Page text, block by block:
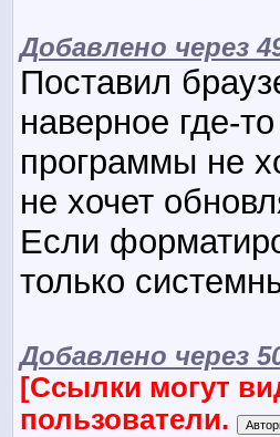
Добавлено через
Поставил
наверное где-
программы не
не хочет
Если
только
Добавлено через
[Ссылки могут
пользователи.